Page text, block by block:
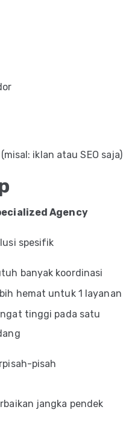
iklan atau SEO saja)
Agency
spesifik
banyak koordinasi
hemat untuk 1 layanan
tinggi pada satu
pisah
jangka pendek